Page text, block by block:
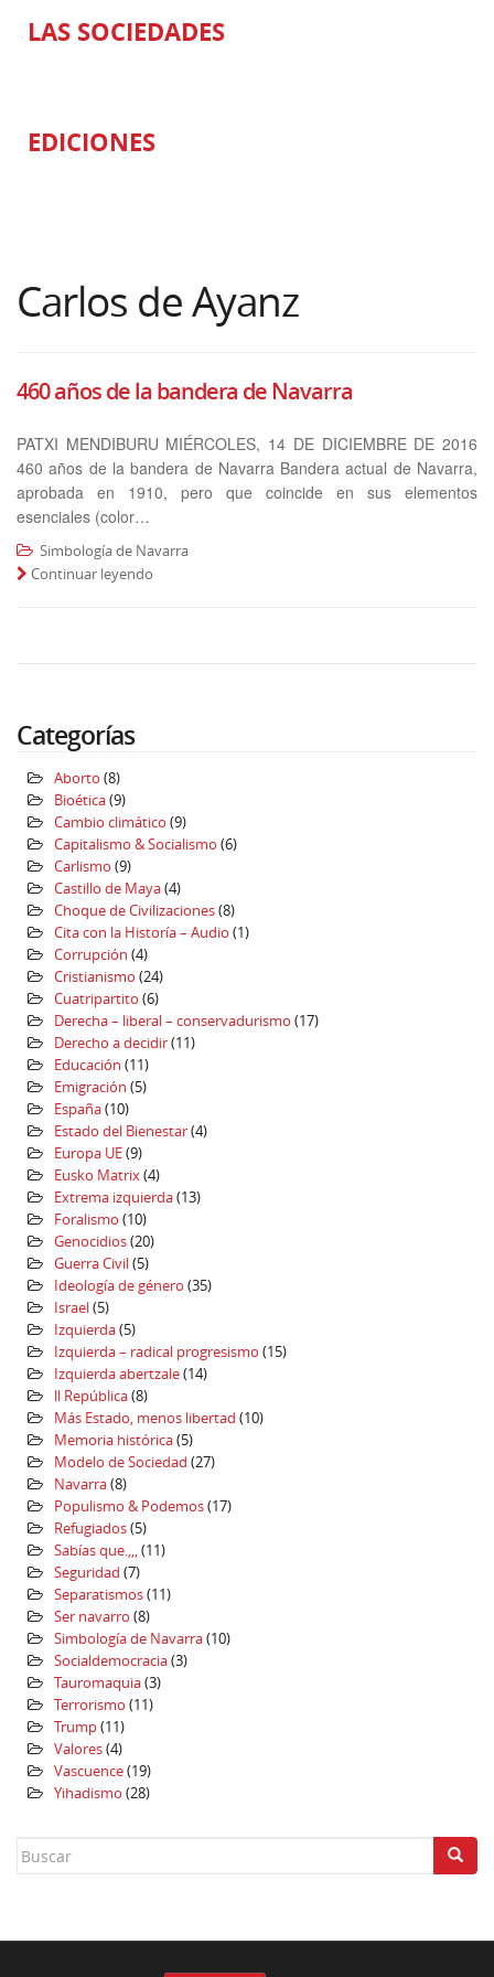
LAS SOCIEDADES
EDICIONES
Carlos de Ayanz
460 años de la bandera de Navarra
PATXI MENDIBURU MIÉRCOLES, 14 DE DICIEMBRE DE 2016
460 años de la bandera de Navarra Bandera actual de Navarra,
aprobada en 1910, pero que coincide en sus elementos
esenciales (color…
Simbología de Navarra
Continuar leyendo
Categorías
Aborto (8)
Bioética(9)
Cambio climático (9)
Capitalismo & Socialismo (6)
Carlismo (9)
Castillo de Maya(4)
Choque de Civilizaciones(8)
Cita con la Historía – Audio (1)
Corrupción (4)
Cristianismo (24)
Cuatripartito (6)
Derecha – liberal – conservadurismo (17)
Derecho a decidir(11)
Educación (11)
Emigración (5)
España(10)
Estado del Bienestar(4)
Europa UE(9)
Eusko Matrix(4)
Extrema izquierda(13)
Foralismo (10)
Genocidios(20)
Guerra Civil(5)
Ideología de género (35)
Israel(5)
Izquierda(5)
Izquierda – radical progresismo (15)
Izquierda abertzale(14)
ll República(8)
Más Estado, menos libertad (10)
Memoria histórica(5)
Modelo de Sociedad (27)
Navarra(8)
Populismo & Podemos(17)
Refugiados(5)
Sabías que.,,,(11)
Seguridad (7)
Separatismos(11)
Ser navarro (8)
Simbología de Navarra(10)
Socialdemocracia(3)
Tauromaquia(3)
Terrorismo (11)
Trump(11)
Valores(4)
Vascuence(19)
Yihadismo (28)
Search